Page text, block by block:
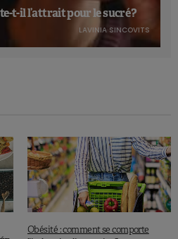
t-il l’attrait pour le sucré ?
LAVINIA SINCOVITS
Obésité : comment se comporte